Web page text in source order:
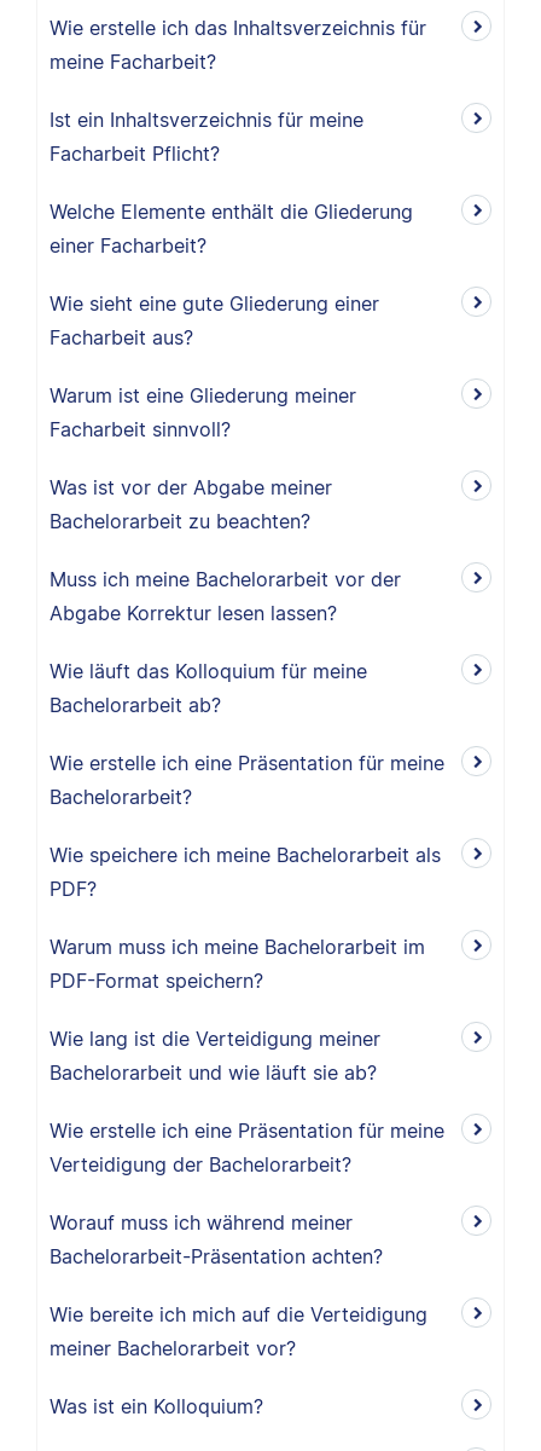
Wie erstelle ich das Inhaltsverzeichnis für
meine Facharbeit?
Ist ein Inhaltsverzeichnis für meine
Facharbeit Pflicht?
Welche Elemente enthält die Gliederung
einer Facharbeit?
Wie sieht eine gute Gliederung einer
Facharbeit aus?
Warum ist eine Gliederung meiner
Facharbeit sinnvoll?
Was ist vor der Abgabe meiner
Bachelorarbeit zu beachten?
Muss ich meine Bachelorarbeit vor der
Abgabe Korrektur lesen lassen?
Wie läuft das Kolloquium für meine
Bachelorarbeit ab?
Wie erstelle ich eine Präsentation für meine
Bachelorarbeit?
Wie speichere ich meine Bachelorarbeit als
PDF?
Warum muss ich meine Bachelorarbeit im
PDF-Format speichern?
Wie lang ist die Verteidigung meiner
Bachelorarbeit und wie läuft sie ab?
Wie erstelle ich eine Präsentation für meine
Verteidigung der Bachelorarbeit?
Worauf muss ich während meiner
Bachelorarbeit-Präsentation achten?
Wie bereite ich mich auf die Verteidigung
meiner Bachelorarbeit vor?
Was ist ein Kolloquium?